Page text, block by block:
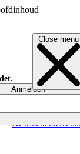
Close menu
NewslettersEvents
Anmelden